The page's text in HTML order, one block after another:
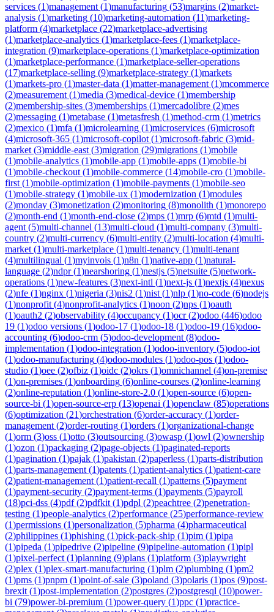
services (1)management (1)manufacturing (53)margins (2)market-
analysis (1)marketing (10)marketing-automation (11)marketing-
platform (4)marketplace (22)marketplace-advertising
(1)marketplace-analytics (1)marketplace-fees (1)marketplace-
integration (9)marketplace-operations (1)marketplace-optimization
(1)marketplace-performance (1)marketplace-seller-operations
(17)marketplace-selling (9)marketplace-strategy (1)markets
(1)markets-pro (1)master-data (1)matter-management (1)mcommerce
(2)measurement (1)media (3)medical-device (1)membership
(2)membership-sites (3)memberships (1)mercadolibre (2)mes
(2)messaging (1)metabase (1)metasfresh (1)method-crm (1)metrics
(2)mexico (1)mfa (1)microlearning (1)microservices (6)microsoft
(4)microsoft-365 (1)microsoft-copilot (1)microsoft-fabric (3)mid-
market (3)middle-east (3)migration (29)migrations (1)mobile
(1)mobile-analytics (1)mobile-app (1)mobile-apps (1)mobile-bi
(1)mobile-checkout (1)mobile-commerce (14)mobile-cro (1)mobile-
first (1)mobile-optimization (1)mobile-payments (1)mobile-seo
(1)mobile-strategy (1)mobile-ux (1)modernization (1)modules
(2)monday (3)monetization (2)monitoring (8)monolith (1)monorepo
(2)month-end (1)month-end-close (2)mps (1)mrp (6)mtd (1)multi-
agent (5)multi-channel (13)multi-cloud (1)multi-company (3)multi-
country (2)multi-currency (6)multi-entity (2)multi-location (4)multi-
market (1)multi-marketplace (1)multi-tenancy (1)multi-tenant
(4)multilingual (1)myinvois (1)n8n (1)native-app (1)natural-
language (2)ndpr(1)nearshoring (1)nestjs (5)netsuite (5)network-
operations (1)new-features (3)next-intl (1)next-js (1)nextjs (4)nexus
(2)nfe (1)nginx (1)nigeria (3)nis2 (1)nist (1)nlp (1)no-code (6)nodejs
(1)nonprofit (4)nonprofit-analytics (1)noon (2)nps (1)oauth
(1)oauth2 (2)observability (4)occupancy (1)ocr(2)odoo (446)odoo
19 (1)odoo versions (1)odoo-17 (1)odoo-18 (1)odoo-19 (16)odoo-
accounting (6)odoo-crm (5)odoo-development (8)odoo-
implementation (1)odoo-integration (1)odoo-inventory (5)odoo-iot
(1)odoo-manufacturing (4)odoo-modules (1)odoo-pos (1)odoo-
studio (1)oee (2)ofbiz (1)oidc (2)okrs (1)omnichannel (4)on-premise
(1)on-premises (1)onboarding (6)online-courses (2)online-learning
(2)online-reputation (1)online-store-2.0 (1)open-source (6)open-
source-bi (1)open-source-erp (13)openai (1)openclaw (85)operations
(6)optimization (21)orchestration (6)order-accuracy (1)order-
management (2)order-routing (1)orders (1)organizational-change
(1)orm (3)oss (1)otto (3)outsourcing (3)owasp (1)owl (2)ownership
(1)ozon (1)packaging (2)page-objects (1)paginated-reports
(1)pagination (1)pajak (1)pakistan (2)paperless (1)parts-distribution
(1)parts-management (1)patents (1)patient-analytics (1)patient-care
(2)patient-management (1)patient-recall (1)patterns (5)payment
(1)payment-security (2)payment-terms (1)payments (5)payroll
(18)pci-dss (4)pdf(2)pdfkit (1)pdpl (2)peachtree (2)penetration-
testing (1)people-analytics (2)performance (25)performance-review
(1)permissions (1)personalization (5)pharma (4)pharmaceutical
(2)philippines (1)phishing (1)pick-pack-ship (1)pim (1)pipa
(1)pipeda (1)pipedrive (2)pipeline (9)pipeline-automation (1)pipl
(1)pixel-perfect (1)planning (9)plans (1)platform (3)playwright
(2)plex (1)plex-smart-manufacturing (1)plm (2)plumbing (1)pm2
(1)pms (1)pnpm (1)point-of-sale (3)poland (3)polaris (1)pos (9)post-
brexit (1)post-implementation (2)postgres (2)postgresql (10)power-
bi (79)power-bi-premium (1)power-query (1)ppc (1)practice-